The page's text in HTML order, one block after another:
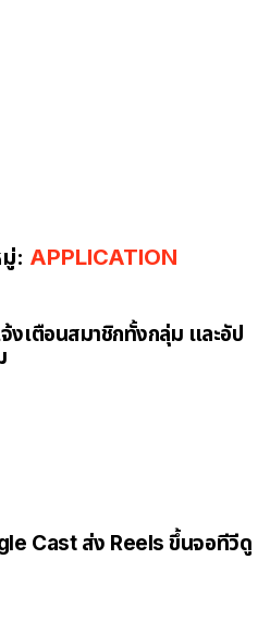
: APPLICATION
เตือนสมาชิกทั้งกลุ่ม และอัป
Cast ส่ง Reels ขึ้นจอทีวีดู